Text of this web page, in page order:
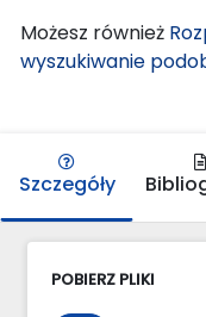
Możesz również
wyszukiwanie
Szczegóły
POBIERZ PLIKI